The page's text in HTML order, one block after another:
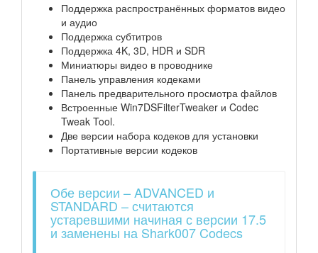
Поддержка распространённых форматов видео
и аудио
Поддержка субтитров
Поддержка 4K, 3D, HDR и SDR
Миниатюры видео в проводнике
Панель управления кодеками
Панель предварительного просмотра файлов
Встроенные Win7DSFilterTweaker и Codec
Tweak Tool.
Две версии набора кодеков для установки
Портативные версии кодеков
Обе версии – ADVANCED и
STANDARD – считаются
устаревшими начиная с версии 17.5
и заменены на Shark007 Codecs